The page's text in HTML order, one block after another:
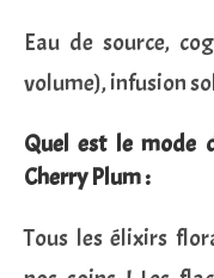
Eau de source,
volume), infusion
Quel est le mode
Cherry Plum :
Tous les élixirs